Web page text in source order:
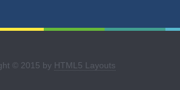
© 2015 by HTML5 Layouts